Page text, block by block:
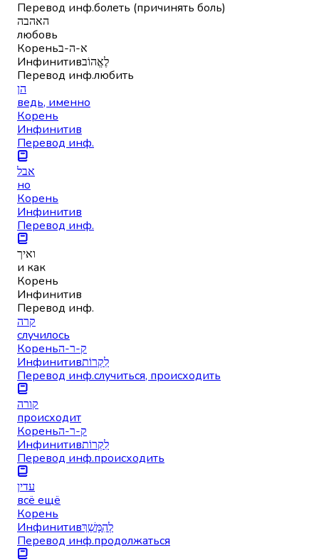
Перевод инф.болеть (причинять боль)
האהבה
любовь
Кореньא-ה-ב
Инфинитивלֶאֱהוֹב
Перевод инф.любить
הן
ведь, именно
Корень
Инфинитив
Перевод инф.
אבל
но
Корень
Инфинитив
Перевод инф.
ואיך
и как
Корень
Инфинитив
Перевод инф.
קרה
случилось
Кореньק-ר-ה
Инфинитивלִקְרוֹת
Перевод инф.случиться, происходить
קורה
происходит
Кореньק-ר-ה
Инфинитивלִקְרוֹת
Перевод инф.происходить
עדין
всё ещё
Корень
Инфинитивלְהִמָּשֵׁךְ
Перевод инф.продолжаться